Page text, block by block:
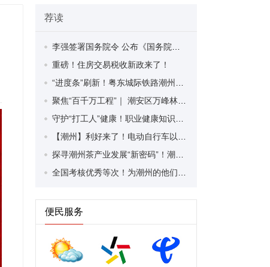
荐读
重磅！住房交易税收新政来了！
便民服务